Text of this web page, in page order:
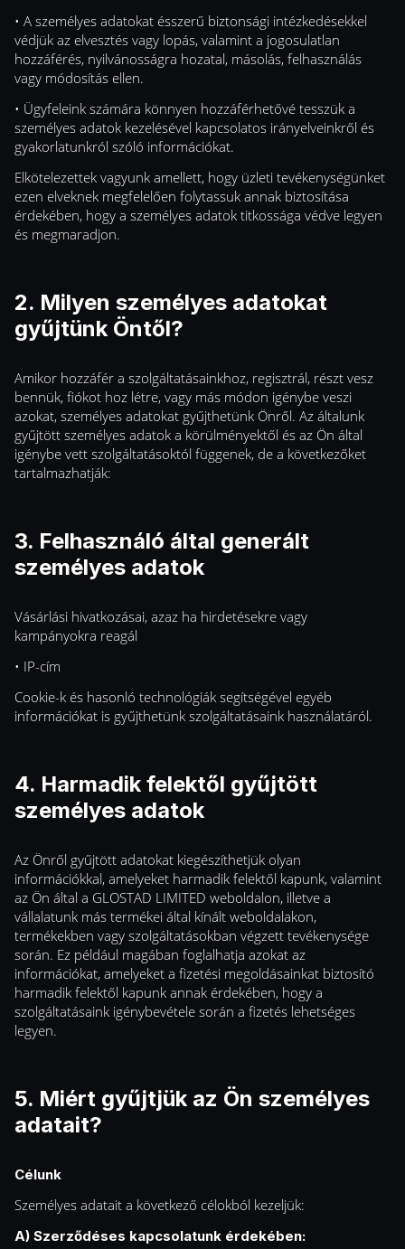
• A személyes adatokat ésszerű biztonsági intézkedésekkel
védjük az elvesztés vagy lopás, valamint a jogosulatlan
hozzáférés, nyilvánosságra hozatal, másolás, felhasználás
vagy módosítás ellen.
• Ügyfeleink számára könnyen hozzáférhetővé tesszük a
személyes adatok kezelésével kapcsolatos irányelveinkről és
gyakorlatunkról szóló információkat.
Elkötelezettek vagyunk amellett, hogy üzleti tevékenységünket
ezen elveknek megfelelően folytassuk annak biztosítása
érdekében, hogy a személyes adatok titkossága védve legyen
és megmaradjon.
2. Milyen személyes adatokat
gyűjtünk Öntől?
Amikor hozzáfér a szolgáltatásainkhoz, regisztrál, részt vesz
bennük, fiókot hoz létre, vagy más módon igénybe veszi
azokat, személyes adatokat gyűjthetünk Önről. Az általunk
gyűjtött személyes adatok a körülményektől és az Ön által
igénybe vett szolgáltatásoktól függenek, de a következőket
tartalmazhatják:
3. Felhasználó által generált
személyes adatok
Vásárlási hivatkozásai, azaz ha hirdetésekre vagy
kampányokra reagál
• IP-cím
Cookie-k és hasonló technológiák segítségével egyéb
információkat is gyűjthetünk szolgáltatásaink használatáról.
4. Harmadik felektől gyűjtött
személyes adatok
Az Önről gyűjtött adatokat kiegészíthetjük olyan
információkkal, amelyeket harmadik felektől kapunk, valamint
az Ön által a GLOSTAD LIMITED weboldalon, illetve a
vállalatunk más termékei által kínált weboldalakon,
termékekben vagy szolgáltatásokban végzett tevékenysége
során. Ez például magában foglalhatja azokat az
információkat, amelyeket a fizetési megoldásainkat biztosító
harmadik felektől kapunk annak érdekében, hogy a
szolgáltatásaink igénybevétele során a fizetés lehetséges
legyen.
5. Miért gyűjtjük az Ön személyes
adatait?
Célunk
Személyes adatait a következő célokból kezeljük:
A) Szerződéses kapcsolatunk érdekében: